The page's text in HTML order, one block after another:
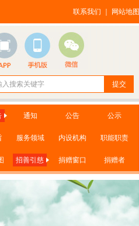
联系我们 网站地图
通知 公告 公示
服务领域 内设机构 职能职责
招善引慈 捐赠窗口 捐赠者